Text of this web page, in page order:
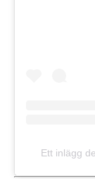
Ett inlägg